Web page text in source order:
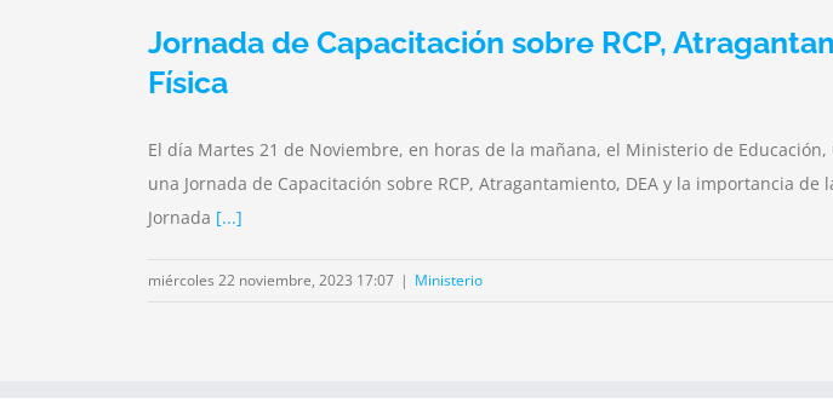
Jornada de Capacitación sobre RCP,
Física
El día Martes 21 de Noviembre, en horas de la mañana, el Ministerio de
una Jornada de Capacitación sobre RCP, Atragantamiento, DEA y la importancia
Jornada [...]
miércoles 22 noviembre, 2023 17:07 | Ministerio